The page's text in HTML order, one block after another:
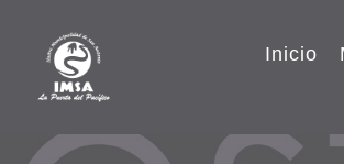
Inicio